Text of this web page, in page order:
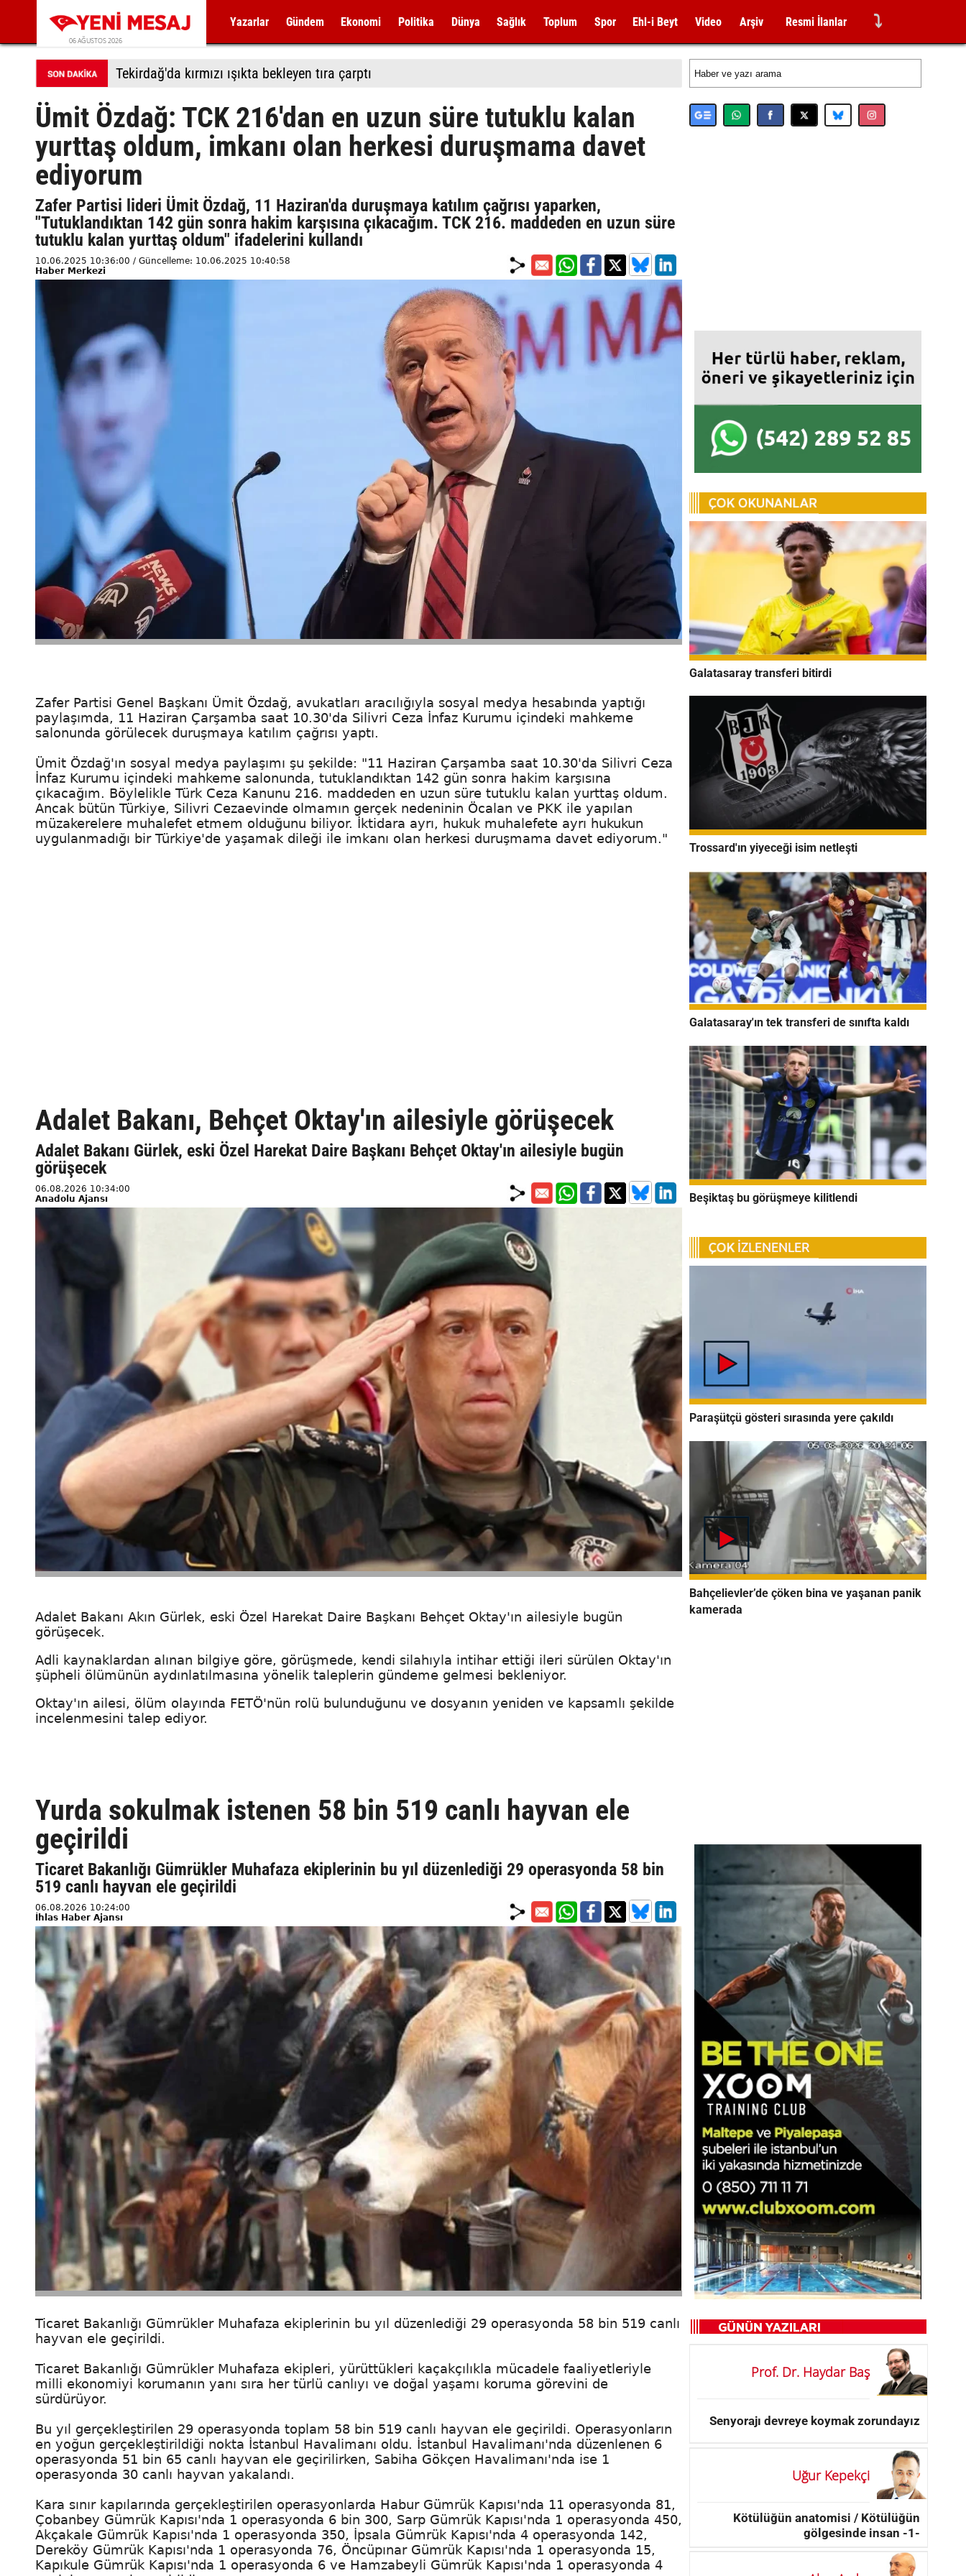
06 AĞUSTOS 2026
Yazarlar Gündem Ekonomi Politika Dünya Sağlık Toplum Spor Ehl-i Beyt Video Arşiv Resmi İlanlar ⤵
Tekirdağ'da kırmızı ışıkta bekleyen tıra çarptı
Ümit Özdağ: TCK 216'dan en uzun süre tutuklu kalan
yurttaş oldum, imkanı olan herkesi duruşmama davet
ediyorum
Zafer Partisi lideri Ümit Özdağ, 11 Haziran'da duruşmaya katılım çağrısı yaparken,
"Tutuklandıktan 142 gün sonra hakim karşısına çıkacağım. TCK 216. maddeden en uzun süre
tutuklu kalan yurttaş oldum" ifadelerini kullandı
10.06.2025 10:36:00 / Güncelleme: 10.06.2025 10:40:58
Haber Merkezi
Zafer Partisi Genel Başkanı Ümit Özdağ, avukatları aracılığıyla sosyal medya hesabında yaptığı
paylaşımda, 11 Haziran Çarşamba saat 10.30'da Silivri Ceza İnfaz Kurumu içindeki mahkeme
salonunda görülecek duruşmaya katılım çağrısı yaptı.
Ümit Özdağ'ın sosyal medya paylaşımı şu şekilde: "11 Haziran Çarşamba saat 10.30'da Silivri Ceza
İnfaz Kurumu içindeki mahkeme salonunda, tutuklandıktan 142 gün sonra hakim karşısına
çıkacağım. Böylelikle Türk Ceza Kanunu 216. maddeden en uzun süre tutuklu kalan yurttaş oldum.
Ancak bütün Türkiye, Silivri Cezaevinde olmamın gerçek nedeninin Öcalan ve PKK ile yapılan
müzakerelere muhalefet etmem olduğunu biliyor. İktidara ayrı, hukuk muhalefete ayrı hukukun
uygulanmadığı bir Türkiye'de yaşamak dileği ile imkanı olan herkesi duruşmama davet ediyorum."
Adalet Bakanı, Behçet Oktay'ın ailesiyle görüşecek
Adalet Bakanı Gürlek, eski Özel Harekat Daire Başkanı Behçet Oktay'ın ailesiyle bugün
görüşecek
06.08.2026 10:34:00
Anadolu Ajansı
Adalet Bakanı Akın Gürlek, eski Özel Harekat Daire Başkanı Behçet Oktay'ın ailesiyle bugün
görüşecek.
Adli kaynaklardan alınan bilgiye göre, görüşmede, kendi silahıyla intihar ettiği ileri sürülen Oktay'ın
şüpheli ölümünün aydınlatılmasına yönelik taleplerin gündeme gelmesi bekleniyor.
Oktay'ın ailesi, ölüm olayında FETÖ'nün rolü bulunduğunu ve dosyanın yeniden ve kapsamlı şekilde
incelenmesini talep ediyor.
Yurda sokulmak istenen 58 bin 519 canlı hayvan ele
geçirildi
Ticaret Bakanlığı Gümrükler Muhafaza ekiplerinin bu yıl düzenlediği 29 operasyonda 58 bin
519 canlı hayvan ele geçirildi
06.08.2026 10:24:00
İhlas Haber Ajansı
Ticaret Bakanlığı Gümrükler Muhafaza ekiplerinin bu yıl düzenlediği 29 operasyonda 58 bin 519 canlı
hayvan ele geçirildi.
Ticaret Bakanlığı Gümrükler Muhafaza ekipleri, yürüttükleri kaçakçılıkla mücadele faaliyetleriyle
milli ekonomiyi korumanın yanı sıra her türlü canlıyı ve doğal yaşamı koruma görevini de
sürdürüyor.
Bu yıl gerçekleştirilen 29 operasyonda toplam 58 bin 519 canlı hayvan ele geçirildi. Operasyonların
en yoğun gerçekleştirildiği nokta İstanbul Havalimanı oldu. İstanbul Havalimanı'nda düzenlenen 6
operasyonda 51 bin 65 canlı hayvan ele geçirilirken, Sabiha Gökçen Havalimanı'nda ise 1
operasyonda 30 canlı hayvan yakalandı.
Kara sınır kapılarında gerçekleştirilen operasyonlarda Habur Gümrük Kapısı'nda 11 operasyonda 81,
Çobanbey Gümrük Kapısı'nda 1 operasyonda 6 bin 300, Sarp Gümrük Kapısı'nda 1 operasyonda 450,
Akçakale Gümrük Kapısı'nda 1 operasyonda 350, İpsala Gümrük Kapısı'nda 4 operasyonda 142,
Dereköy Gümrük Kapısı'nda 1 operasyonda 76, Öncüpınar Gümrük Kapısı'nda 1 operasyonda 15,
Kapıkule Gümrük Kapısı'nda 1 operasyonda 6 ve Hamzabeyli Gümrük Kapısı'nda 1 operasyonda 4
Galatasaray transferi bitirdi
Trossard'ın yiyeceği isim netleşti
Galatasaray'ın tek transferi de sınıfta kaldı
Beşiktaş bu görüşmeye kilitlendi
Paraşütçü gösteri sırasında yere çakıldı
Bahçelievler’de çöken bina ve yaşanan panik
kamerada
Prof. Dr. Haydar Baş
Senyorajı devreye koymak zorundayız
Uğur Kepekçi
Kötülüğün anatomisi / Kötülüğün
gölgesinde insan -1-